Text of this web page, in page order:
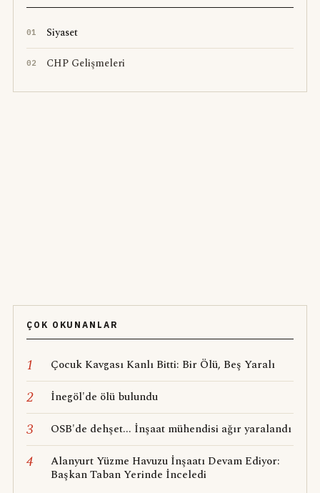
01 Siyaset
02 CHP Gelişmeleri
ÇOK OKUNANLAR
1 Çocuk Kavgası Kanlı Bitti: Bir Ölü, Beş Yaralı
2 İnegöl'de ölü bulundu
3 OSB'de dehşet... İnşaat mühendisi ağır yaralandı
4
Alanyurt Yüzme Havuzu İnşaatı Devam Ediyor:
Başkan Taban Yerinde İnceledi